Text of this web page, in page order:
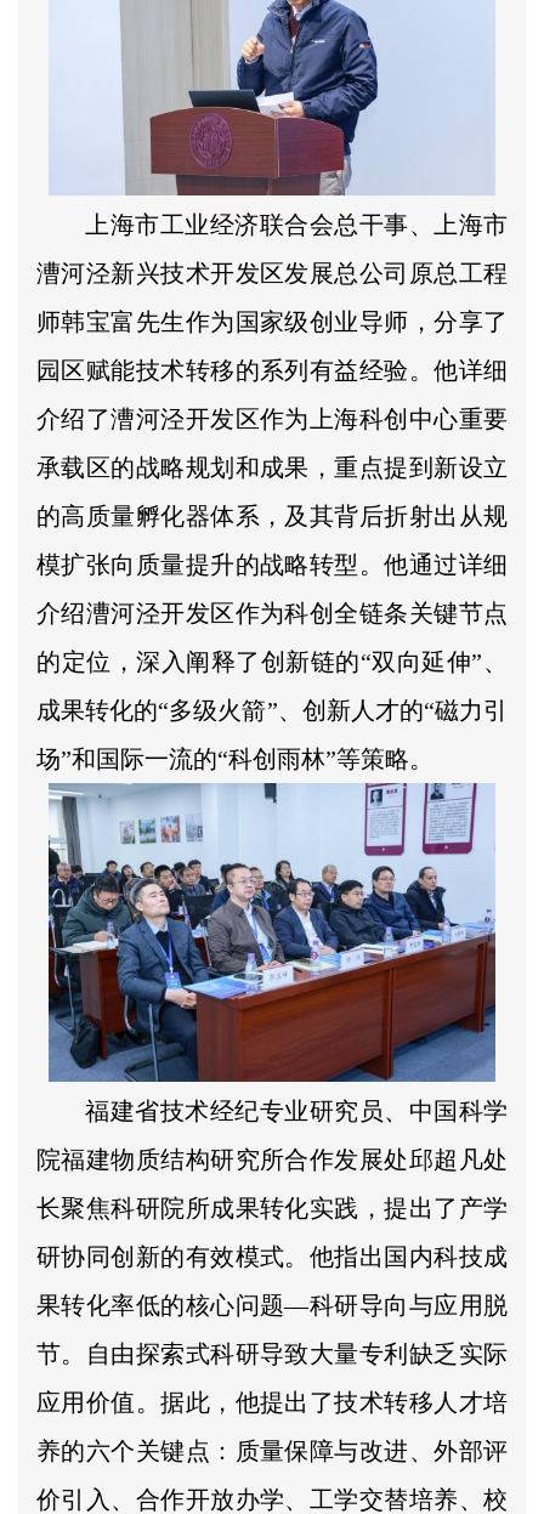
上海市工业经济联合会总干事、上海市
漕河泾新兴技术开发区发展总公司原总工程
师韩宝富先生作为国家级创业导师，分享了
园区赋能技术转移的系列有益经验。他详细
介绍了漕河泾开发区作为上海科创中心重要
承载区的战略规划和成果，重点提到新设立
的高质量孵化器体系，及其背后折射出从规
模扩张向质量提升的战略转型。他通过详细
介绍漕河泾开发区作为科创全链条关键节点
的定位，深入阐释了创新链的“双向延伸”、
成果转化的“多级火箭”、创新人才的“磁力引
场”和国际一流的“科创雨林”等策略。
福建省技术经纪专业研究员、中国科学
院福建物质结构研究所合作发展处邱超凡处
长聚焦科研院所成果转化实践，提出了产学
研协同创新的有效模式。他指出国内科技成
果转化率低的核心问题—科研导向与应用脱
节。自由探索式科研导致大量专利缺乏实际
应用价值。据此，他提出了技术转移人才培
养的六个关键点：质量保障与改进、外部评
价引入、合作开放办学、工学交替培养、校